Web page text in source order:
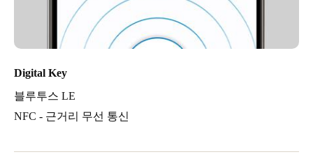
Digital Key
블루투스 LE
NFC - 근거리 무선 통신